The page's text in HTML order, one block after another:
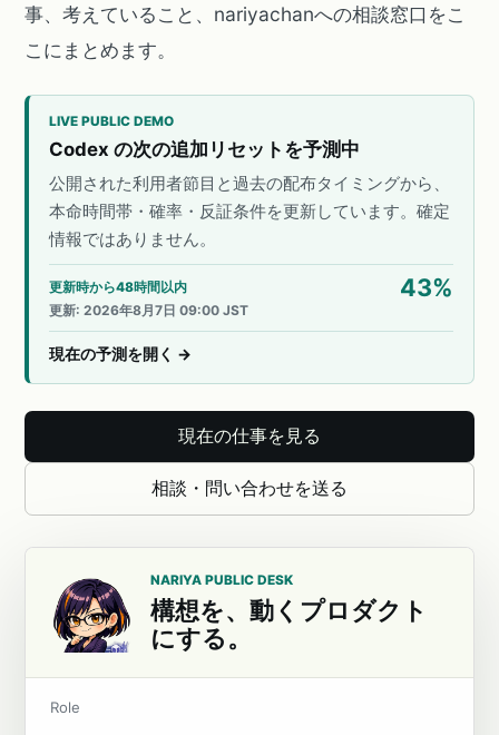
事、考えていること、nariyachanへの相談窓口をこ
こにまとめます。
LIVE PUBLIC DEMO
Codex の次の追加リセットを予測中
公開された利用者節目と過去の配布タイミングから、
本命時間帯・確率・反証条件を更新しています。確定
情報ではありません。
更新時から48時間以内 43%
更新:2026年8月7日 09:00 JST
現在の予測を開く →
現在の仕事を見る
相談・問い合わせを送る
NARIYA PUBLIC DESK
構想を、動くプロダクト
にする。
Role